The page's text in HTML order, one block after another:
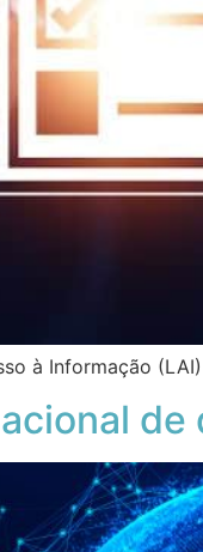
à Informação
de